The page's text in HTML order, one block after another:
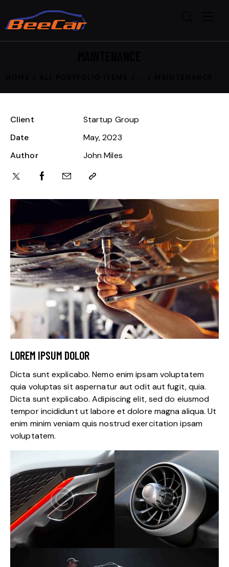
LOREM IPSUM DOLOR
Dicta sunt explicabo. Nemo enim ipsam voluptatem
quia voluptas sit aspernatur aut odit aut fugit, quia.
Dicta sunt explicabo. Adipiscing elit, sed do eiusmod
tempor incididunt ut labore et dolore magna aliqua. Ut
enim minim veniam quis nostrud exercitation ipsam
voluptatem.
Client
Startup Group
Date
May, 2023
Author
John Miles